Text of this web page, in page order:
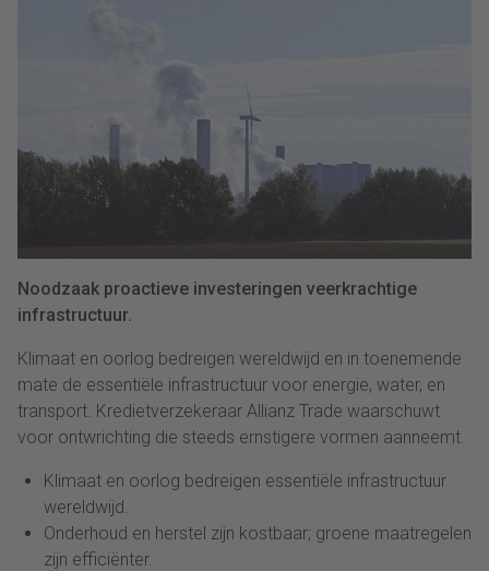
Noodzaak proactieve investeringen veerkrachtige
infrastructuur.
Klimaat en oorlog bedreigen wereldwijd en in toenemende
mate de essentiële infrastructuur voor energie, water, en
transport. Kredietverzekeraar Allianz Trade waarschuwt
voor ontwrichting die steeds ernstigere vormen aanneemt.
Klimaat en oorlog bedreigen essentiële infrastructuur
wereldwijd.
Onderhoud en herstel zijn kostbaar; groene maatregelen
zijn efficiënter.